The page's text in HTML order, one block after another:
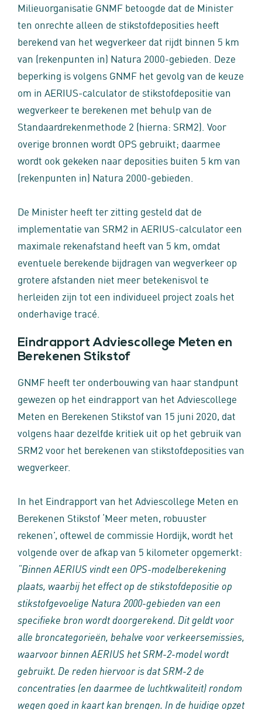
Milieuorganisatie GNMF betoogde dat de Minister
ten onrechte alleen de stikstofdeposities heeft
berekend van het wegverkeer dat rijdt binnen 5 km
van (rekenpunten in) Natura 2000-gebieden. Deze
beperking is volgens GNMF het gevolg van de keuze
om in AERIUS-calculator de stikstofdepositie van
wegverkeer te berekenen met behulp van de
Standaardrekenmethode 2 (hierna: SRM2). Voor
overige bronnen wordt OPS gebruikt; daarmee
wordt ook gekeken naar deposities buiten 5 km van
(rekenpunten in) Natura 2000-gebieden.
De Minister heeft ter zitting gesteld dat de
implementatie van SRM2 in AERIUS-calculator een
maximale rekenafstand heeft van 5 km, omdat
eventuele berekende bijdragen van wegverkeer op
grotere afstanden niet meer betekenisvol te
herleiden zijn tot een individueel project zoals het
onderhavige tracé.
Eindrapport Adviescollege Meten en
Berekenen Stikstof
GNMF heeft ter onderbouwing van haar standpunt
gewezen op het eindrapport van het Adviescollege
Meten en Berekenen Stikstof van 15 juni 2020, dat
volgens haar dezelfde kritiek uit op het gebruik van
SRM2 voor het berekenen van stikstofdeposities van
wegverkeer.
In het Eindrapport van het Adviescollege Meten en
Berekenen Stikstof ‘Meer meten, robuuster
rekenen’, oftewel de commissie Hordijk, wordt het
volgende over de afkap van 5 kilometer opgemerkt:
“Binnen AERIUS vindt een OPS-modelberekening
plaats, waarbij het effect op de stikstofdepositie op
stikstofgevoelige Natura 2000-gebieden van een
specifieke bron wordt doorgerekend. Dit geldt voor
alle broncategorieën, behalve voor verkeersemissies,
waarvoor binnen AERIUS het SRM-2-model wordt
gebruikt. De reden hiervoor is dat SRM-2 de
concentraties (en daarmee de luchtkwaliteit) rondom
wegen goed in kaart kan brengen. In de huidige opzet